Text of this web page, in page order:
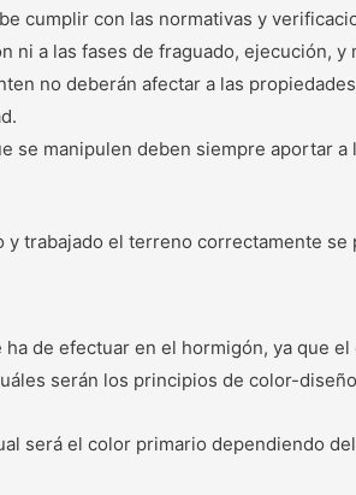
cumplir con las normativas y
ni a las fases de fraguado, ejecución, y
no deberán afectar a las
se manipulen deben siempre aportar
y trabajado el terreno correctamente
de efectuar en el hormigón, ya que
serán los principios de color-
será el color primario dependiendo